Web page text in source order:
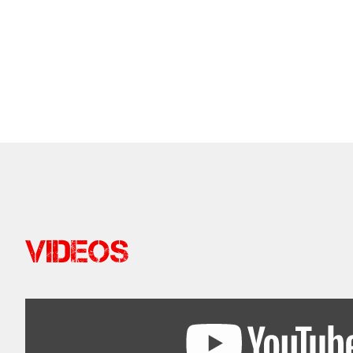
Videos